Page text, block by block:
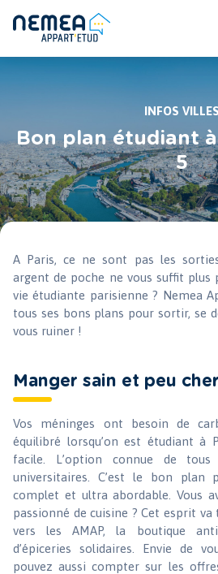
INFOS VILLES
Bon plan étudiant
5
A Paris, ce ne sont pas les
argent de poche ne vous suffit
vie étudiante parisienne ? Nemea
tous ses bons plans pour sortir, se
vous ruiner !
Manger sain et peu cher
Vos méninges ont besoin de
équilibré lorsqu’on est étudiant à
facile. L’option connue de
universitaires. C’est le bon plan
complet et ultra abordable. Vous
passionné de cuisine ? Cet esprit
vers les AMAP, la boutique
d’épiceries solidaires. Envie de
pouvez aussi compter sur les